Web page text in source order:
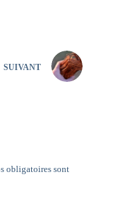
SUIVANT
obligatoires sont